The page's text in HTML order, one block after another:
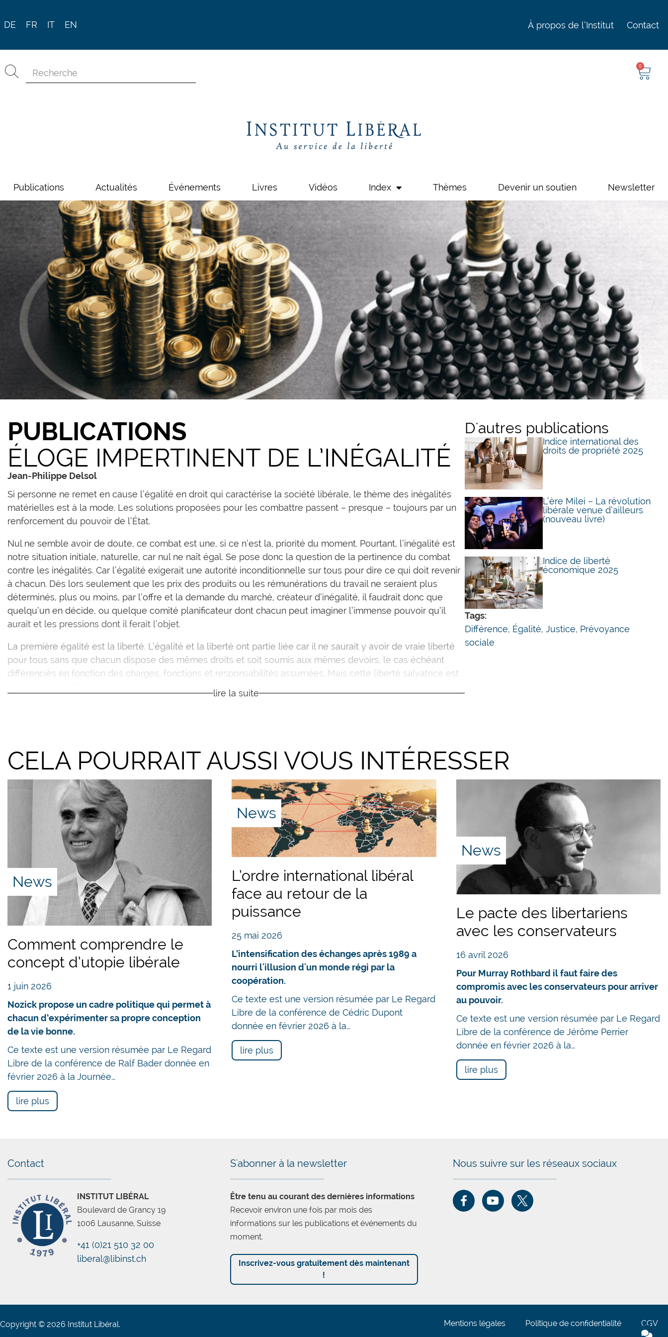
Chatbot
DE FR IT EN À propos de l’Institut Contact
0
Publications Actualités Événements Livres Vidéos Index Thèmes Devenir un soutien Newsletter
PUBLICATIONS
ÉLOGE IMPERTINENT DE L’INÉGALITÉ
Jean-Philippe Delsol
Si personne ne remet en cause l’égalité en droit qui caractérise la société libérale, le thème des inégalités
matérielles est à la mode. Les solutions proposées pour les combattre passent – presque – toujours par un
renforcement du pouvoir de l’État.
Nul ne semble avoir de doute, ce combat est une, si ce n’est la, priorité du moment. Pourtant, l’inégalité est
notre situation initiale, naturelle, car nul ne naît égal. Se pose donc la question de la pertinence du combat
contre les inégalités. Car l’égalité exigerait une autorité inconditionnelle sur tous pour dire ce qui doit revenir
à chacun. Dès lors seulement que les prix des produits ou les rémunérations du travail ne seraient plus
déterminés, plus ou moins, par l’offre et la demande du marché, créateur d’inégalité, il faudrait donc que
quelqu’un en décide, ou quelque comité planificateur dont chacun peut imaginer l’immense pouvoir qu’il
aurait et les pressions dont il ferait l’objet.
La première égalité est la liberté. L’égalité et la liberté ont partie liée car il ne saurait y avoir de vraie liberté
pour tous sans que chacun dispose des mêmes droits et soit soumis aux mêmes devoirs, le cas échéant
différenciés en fonction des charges, fonctions et responsabilités assumées. Mais cette liberté salvatrice est
lire la suite
D'autres publications
Indice international des
droits de propriété 2025
L’ère Milei – La révolution
libérale venue d’ailleurs
(nouveau livre)
Indice de liberté
économique 2025
Tags:
Différence, Égalité, Justice, Prévoyance
sociale
CELA POURRAIT AUSSI VOUS INTÉRESSER
News
Comment comprendre le
concept d’utopie libérale
1 juin 2026
Nozick propose un cadre politique qui permet à
chacun d’expérimenter sa propre conception
de la vie bonne.
Ce texte est une version résumée par Le Regard
Libre de la conférence de Ralf Bader donnée en
février 2026 à la Journée…
lire plus
News
L’ordre international libéral
face au retour de la
puissance
25 mai 2026
L’intensification des échanges après 1989 a
nourri l'illusion d'un monde régi par la
coopération.
Ce texte est une version résumée par Le Regard
Libre de la conférence de Cédric Dupont
donnée en février 2026 à la…
lire plus
News
Le pacte des libertariens
avec les conservateurs
16 avril 2026
Pour Murray Rothbard il faut faire des
compromis avec les conservateurs pour arriver
au pouvoir.
Ce texte est une version résumée par Le Regard
Libre de la conférence de Jérôme Perrier
donnée en février 2026 à la…
lire plus
Contact
INSTITUT LIBÉRAL
Boulevard de Grancy 19
1006 Lausanne, Suisse
+41 (0)21 510 32 00
liberal@libinst.ch
S'abonner à la newsletter
Être tenu au courant des dernières informations
Recevoir environ une fois par mois des
informations sur les publications et événements du
moment.
Inscrivez-vous gratuitement dès maintenant
!
Nous suivre sur les réseaux sociaux
Copyright © 2026 Institut Libéral. Mentions légales Politique de confidentialité CGV